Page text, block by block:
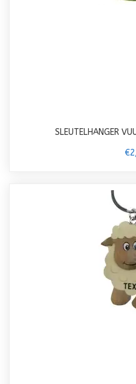
SLEUTELHANGER